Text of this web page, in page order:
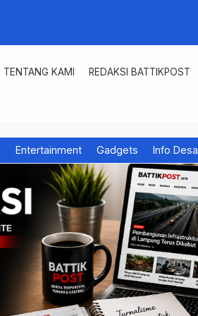
TENTANG KAMI REDAKSI BATTIKPOST
Entertainment Gadgets Info Desa